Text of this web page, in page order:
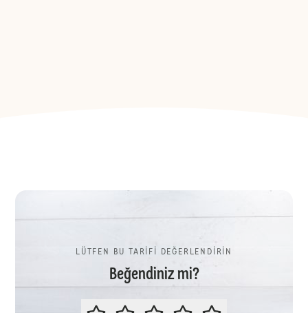
LÜTFEN BU TARİFİ DEĞERLENDİRİN
Beğendiniz mi?
LÜTFEN BU TARİFİ